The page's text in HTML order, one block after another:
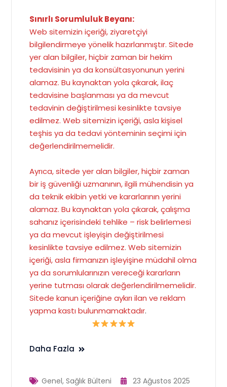
Sınırlı Sorumluluk Beyanı:
Web sitemizin içeriği, ziyaretçiyi
bilgilendirmeye yönelik hazırlanmıştır. Sitede
yer alan bilgiler, hiçbir zaman bir hekim
tedavisinin ya da konsültasyonunun yerini
alamaz. Bu kaynaktan yola çıkarak, ilaç
tedavisine başlanması ya da mevcut
tedavinin değiştirilmesi kesinlikte tavsiye
edilmez. Web sitemizin içeriği, asla kişisel
teşhis ya da tedavi yönteminin seçimi için
değerlendirilmemelidir.
Ayrıca, sitede yer alan bilgiler, hiçbir zaman
bir iş güvenliği uzmanının, ilgili mühendisin ya
da teknik ekibin yetki ve kararlarının yerini
alamaz. Bu kaynaktan yola çıkarak, çalışma
sahanız içerisindeki tehlike – risk belirlemesi
ya da mevcut işleyişin değiştirilmesi
kesinlikte tavsiye edilmez. Web sitemizin
içeriği, asla firmanızın işleyişine müdahil olma
ya da sorumlularınızın vereceği kararların
yerine tutması olarak değerlendirilmemelidir.
Sitede kanun içeriğine aykırı ilan ve reklam
yapma kastı bulunmamaktadır.
Daha Fazla
Genel,Sağlık Bülteni 23 Ağustos 2025